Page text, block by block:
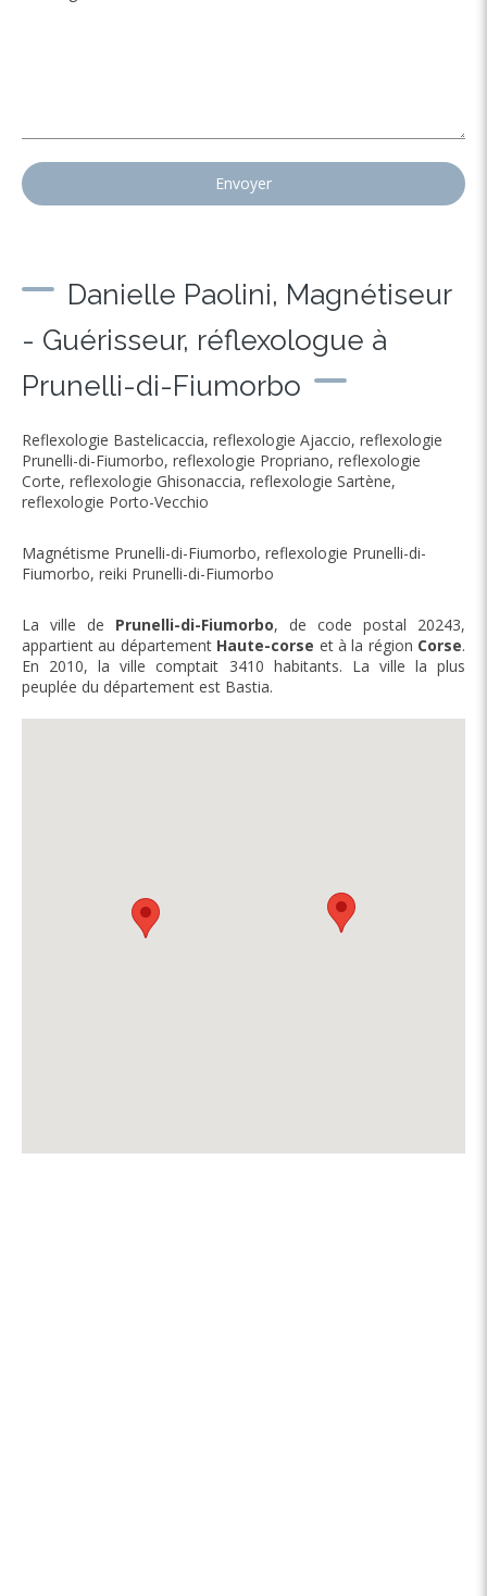
Envoyer
Danielle Paolini, Magnétiseur
- Guérisseur, réflexologue à
Prunelli-di-Fiumorbo
Reflexologie Bastelicaccia, reflexologie Ajaccio, reflexologie
Prunelli-di-Fiumorbo, reflexologie Propriano, reflexologie
Corte, reflexologie Ghisonaccia, reflexologie Sartène,
reflexologie Porto-Vecchio
Magnétisme Prunelli-di-Fiumorbo, reflexologie Prunelli-di-
Fiumorbo, reiki Prunelli-di-Fiumorbo
La ville de Prunelli-di-Fiumorbo, de code postal 20243,
appartient au département Haute-corse et à la région Corse.
En 2010, la ville comptait 3410 habitants. La ville la plus
peuplée du département est Bastia.